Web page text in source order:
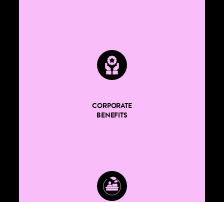
CORPORATE
BENEFITS